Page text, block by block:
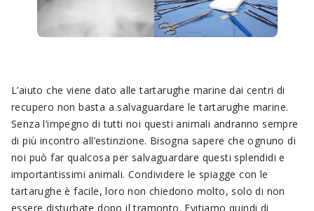
L’aiuto che viene dato alle tartarughe marine dai centri di
recupero non basta a salvaguardare le tartarughe marine.
Senza l’impegno di tutti noi questi animali andranno sempre
di più incontro all’estinzione. Bisogna sapere che ognuno di
noi può far qualcosa per salvaguardare questi splendidi e
importantissimi animali. Condividere le spiagge con le
tartarughe è facile, loro non chiedono molto, solo di non
essere disturbate dopo il tramonto. Evitiamo quindi di